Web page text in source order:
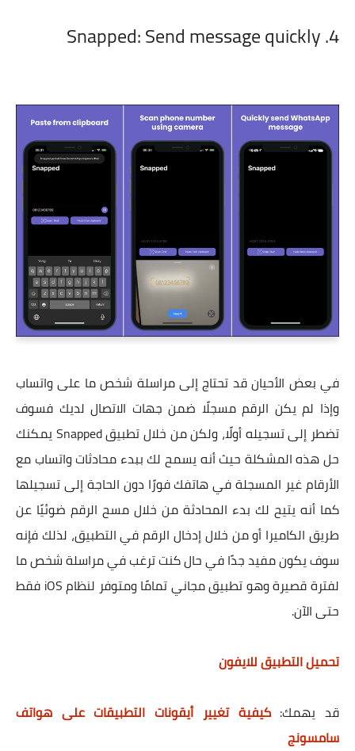
4. Snapped: Send message quickly
في بعض الأحيان قد تحتاج إلى مراسلة شخص ما على واتساب
وإذا لم يكن الرقم مسجلًا ضمن جهات الاتصال لديك فسوف
تضطر إلى تسجيله أولًا، ولكن من خلال تطبيق Snapped يمكنك
حل هذه المشكلة حيث أنه يسمح لك ببدء محادثات واتساب مع
الأرقام غير المسجلة في هاتفك فورًا دون الحاجة إلى تسجيلها
كما أنه يتيح لك بدء المحادثة من خلال مسح الرقم ضوئيًا عن
طريق الكاميرا أو من خلال إدخال الرقم في التطبيق، لذلك فإنه
سوف يكون مفيد جدًا في حال كنت ترغب في مراسلة شخص ما
لفترة قصيرة وهو تطبيق مجاني تمامًا ومتوفر لنظام iOS فقط
حتى الآن.
تحميل التطبيق للايفون
قد يهمك:كيفية تغيير أيقونات التطبيقات على هواتف
سامسونج